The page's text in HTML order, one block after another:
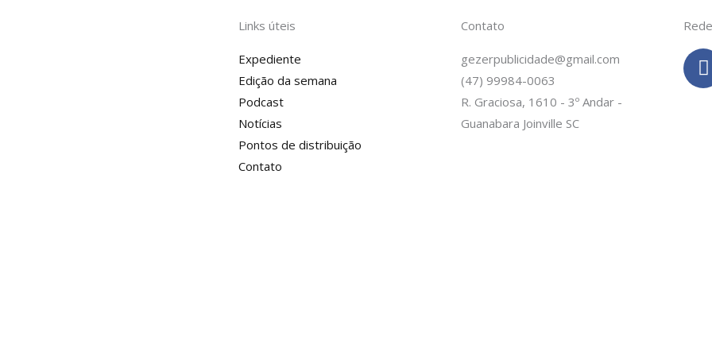
Links úteis
Expediente
Edição da semana
Podcast
Notícias
Pontos de distribuição
Contato
Contato
gezerpublicidade@gmail.com
(47) 99984-0063
R. Graciosa, 1610 - 3º Andar -
Guanabara Joinville SC
F
a
c